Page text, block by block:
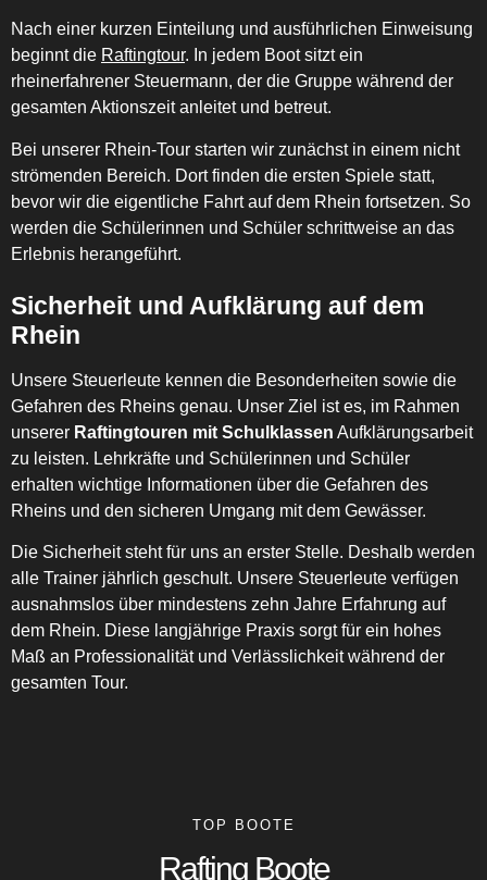
Nach einer kurzen Einteilung und ausführlichen Einweisung
beginnt die Raftingtour. In jedem Boot sitzt ein
rheinerfahrener Steuermann, der die Gruppe während der
gesamten Aktionszeit anleitet und betreut.
Bei unserer Rhein-Tour starten wir zunächst in einem nicht
strömenden Bereich. Dort finden die ersten Spiele statt,
bevor wir die eigentliche Fahrt auf dem Rhein fortsetzen. So
werden die Schülerinnen und Schüler schrittweise an das
Erlebnis herangeführt.
Sicherheit und Aufklärung auf dem
Rhein
Unsere Steuerleute kennen die Besonderheiten sowie die
Gefahren des Rheins genau. Unser Ziel ist es, im Rahmen
unserer Raftingtouren mit Schulklassen Aufklärungsarbeit
zu leisten. Lehrkräfte und Schülerinnen und Schüler
erhalten wichtige Informationen über die Gefahren des
Rheins und den sicheren Umgang mit dem Gewässer.
Die Sicherheit steht für uns an erster Stelle. Deshalb werden
alle Trainer jährlich geschult. Unsere Steuerleute verfügen
ausnahmslos über mindestens zehn Jahre Erfahrung auf
dem Rhein. Diese langjährige Praxis sorgt für ein hohes
Maß an Professionalität und Verlässlichkeit während der
gesamten Tour.
TOP BOOTE
Rafting Boote